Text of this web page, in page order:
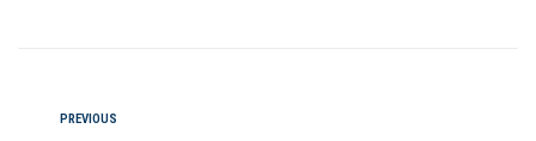
PREVIOUS